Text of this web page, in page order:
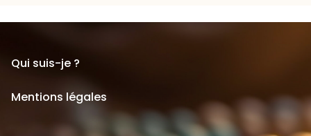
Qui suis-je ?
Mentions légales